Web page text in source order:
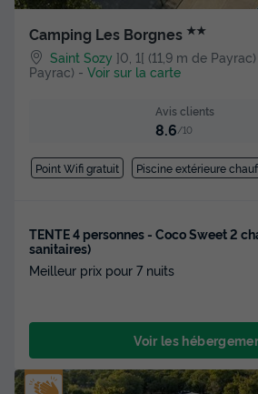
Camping Les Borgnes ★★
Saint Sozy ]0, 1[ (11,9 m de
Payrac) - Voir sur la carte
Avis clients
8.6/10
Point Wifi gratuit Piscine extérieure
TENTE 4 personnes - Coco Sweet 2
sanitaires)
Meilleur prix pour 7 nuits
Voir les